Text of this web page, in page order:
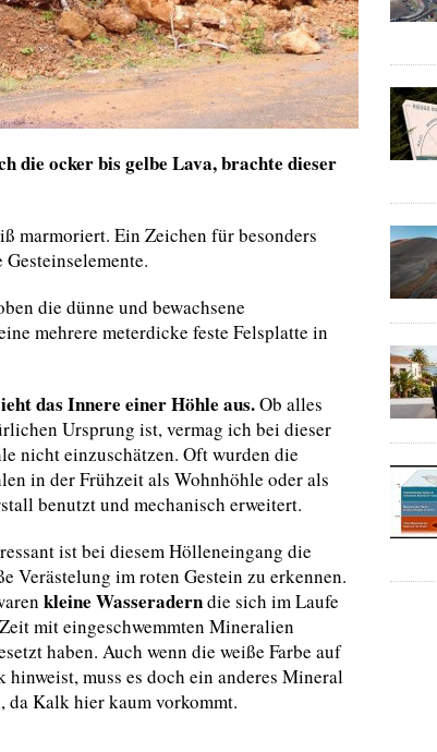
die ocker bis gelbe Lava, brachte dieser
marmoriert. Ein Zeichen für besonders
die dünne und bewachsene
mehrere meterdicke feste Felsplatte in
das Innere einer Höhle aus.Ob alles
Ursprung ist, vermag ich bei dieser
nicht einzuschätzen. Oft wurden die
in der Frühzeit als Wohnhöhle oder als
benutzt und mechanisch erweitert.
ist bei diesem Hölleneingang die
Verästelung im roten Gestein zu erkennen.
kleine Wasseraderndie sich im Laufe
mit eingeschwemmten Mineralien
haben. Auch wenn die weiße Farbe auf
hinweist, muss es doch ein anderes Mineral
da Kalk hier kaum vorkommt.